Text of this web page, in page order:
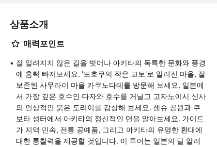
상품소개
매력포인트
잘 알려지지 않은 길을 벗어나 아키타의 독특한 문화와 풍경
에 흠뻑 빠져보세요. '도호쿠의 작은 교토'로 알려진 마을, 잘
보존된 사무라이 마을 카쿠노다테를 방문해 보세요. 일본에
서 가장 깊은 호수인 다자와 호수를 거닐고 고자노이시 신사
의 인상적인 붉은 도리이를 감상해 보세요. 센슈 공원과 쿠
보타 성터에서 아키타의 정신적인 면을 알아보세요. 가이드
가 지역 민속, 전통 공예품, 그리고 아키타의 유명한 환대에
대한 통찰력을 제공할 것입니다. 이 투어는 일본의 덜 알려